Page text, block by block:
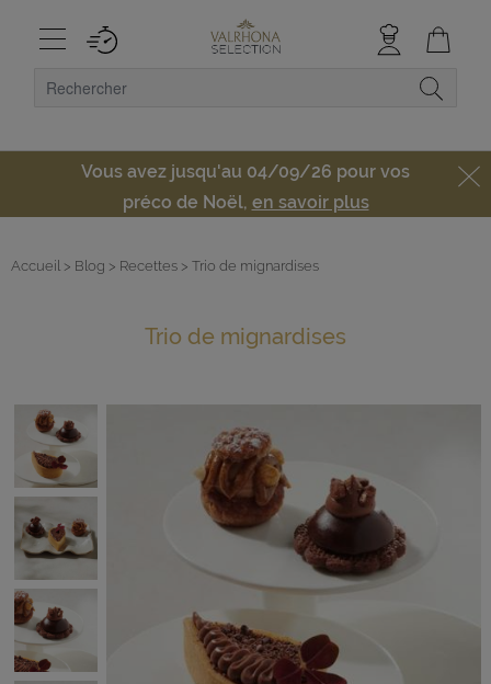
Vous avez jusqu'au 04/09/26 pour vos
préco de Noël, en savoir plus
Accueil > Blog > Recettes > Trio de mignardises
Trio de mignardises